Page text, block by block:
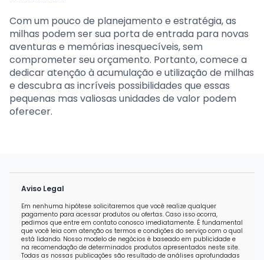
Com um pouco de planejamento e estratégia, as
milhas podem ser sua porta de entrada para novas
aventuras e memórias inesquecíveis, sem
comprometer seu orçamento. Portanto, comece a
dedicar atenção à acumulação e utilização de milhas
e descubra as incríveis possibilidades que essas
pequenas mas valiosas unidades de valor podem
oferecer.
Aviso Legal
Em nenhuma hipótese solicitaremos que você realize qualquer
pagamento para acessar produtos ou ofertas. Caso isso ocorra,
pedimos que entre em contato conosco imediatamente. É fundamental
que você leia com atenção os termos e condições do serviço com o qual
está lidando. Nosso modelo de negócios é baseado em publicidade e
na recomendação de determinados produtos apresentados neste site.
Todas as nossas publicações são resultado de análises aprofundadas